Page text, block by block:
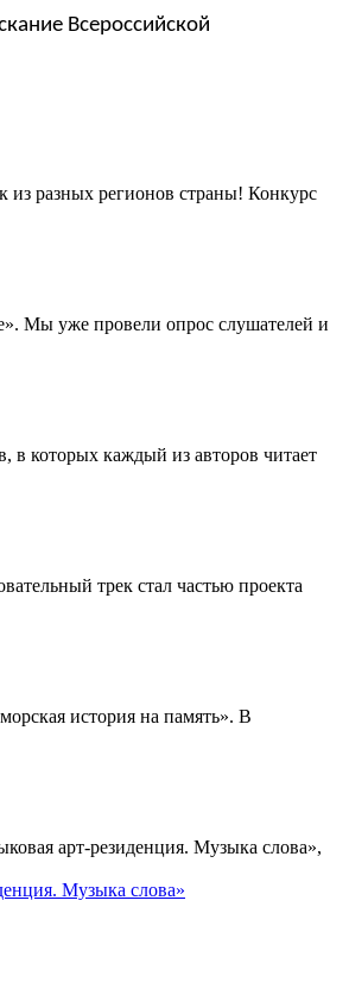
Всероссийской
из разных регионов страны! Конкурс
Мы уже провели опрос слушателей и
в которых каждый из авторов читает
трек стал частью проекта
история на память». В
арт-резиденция. Музыка слова»,
Музыка слова»